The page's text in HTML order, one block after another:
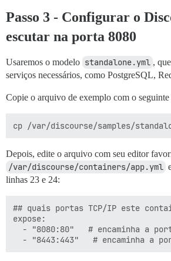
Passo 3 - Configurar o
escutar na porta 8080
Usaremos o modelo standalone.yml ,
serviços necessários, como PostgreSQL,
Copie o arquivo de exemplo com o seguinte
Depois, edite o arquivo com seu editor
/var/discourse/containers/app.yml
linhas 23 e 24:
## quais portas TCP/IP este
expose:
- "8080:80"   # encaminha a